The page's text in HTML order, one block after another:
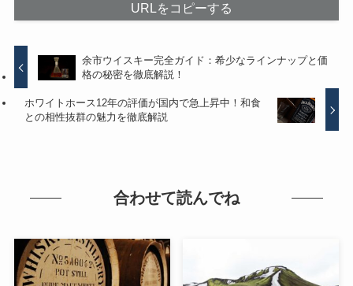
URLをコピーする
余市ウイスキー完全ガイド：希少なラインナップと価
格の秘密を徹底解説！
ホワイトホース12年の評価が国内で急上昇中！和食
との相性抜群の魅力を徹底解説
合わせて読んでね